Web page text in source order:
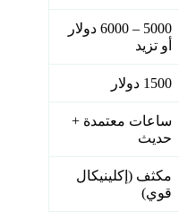
5000 – 6000 دولار
أو تزيد
1500 دولار
ساعات معتمدة +
حديث
مكثف (إكلينيكال
قوي)